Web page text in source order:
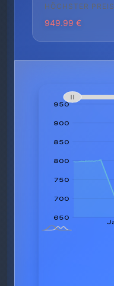
HÖCHSTER PREIS
949.99 €